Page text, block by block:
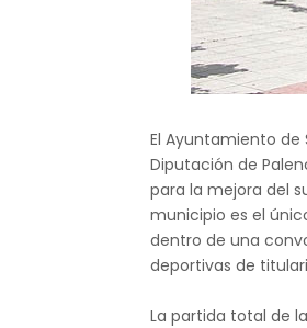
El Ayuntamiento de
Diputación de
para la mejora del
municipio es el
dentro de una
deportivas de
La partida total de